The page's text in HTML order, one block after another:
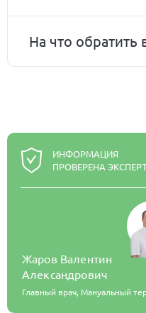
На что обратить
ИНФОРМАЦИЯ
ПРОВЕРЕНА
Жаров Валентин
Александрович
Главный врач, Мануальный